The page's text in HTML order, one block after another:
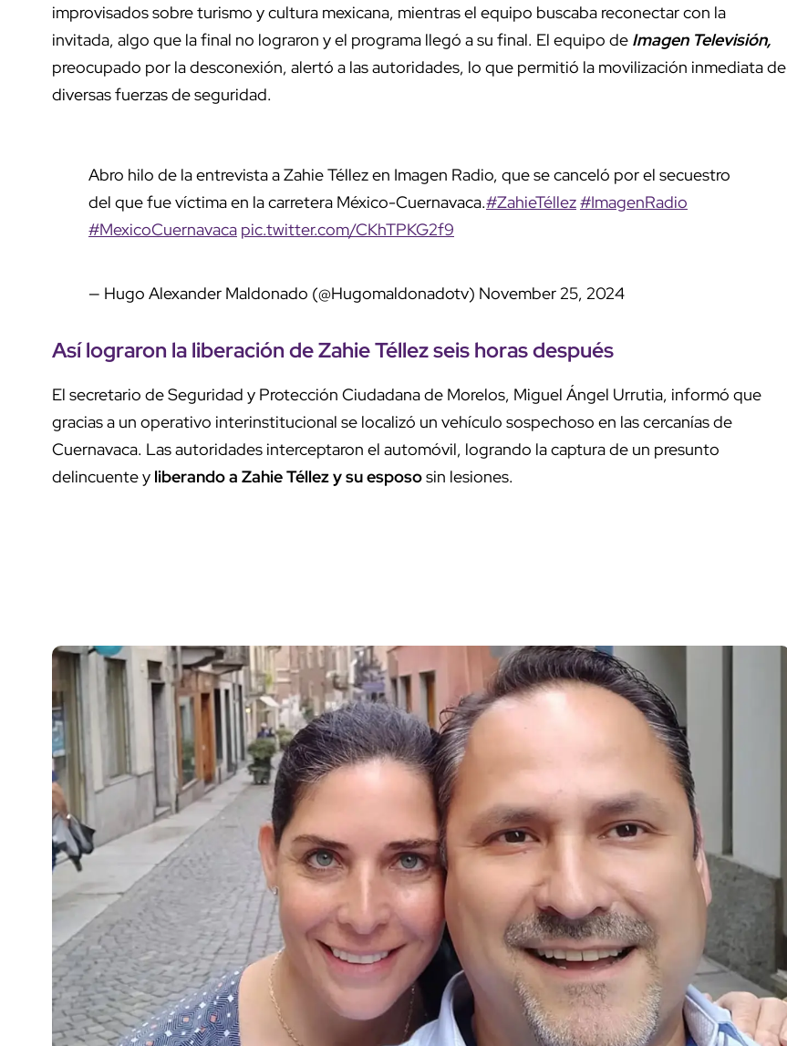
improvisados sobre turismo y cultura mexicana, mientras el equipo buscaba reconectar con la
invitada, algo que la final no lograron y el programa llegó a su final. El equipo de Imagen Televisión,
preocupado por la desconexión, alertó a las autoridades, lo que permitió la movilización inmediata de
diversas fuerzas de seguridad.
Abro hilo de la entrevista a Zahie Téllez en Imagen Radio, que se canceló por el secuestro
del que fue víctima en la carretera México-Cuernavaca.#ZahieTéllez#ImagenRadio
#MexicoCuernavaca pic.twitter.com/CKhTPKG2f9
— Hugo Alexander Maldonado (@Hugomaldonadotv) November 25, 2024
Así lograron la liberación de Zahie Téllez seis horas después
El secretario de Seguridad y Protección Ciudadana de Morelos, Miguel Ángel Urrutia, informó que
gracias a un operativo interinstitucional se localizó un vehículo sospechoso en las cercanías de
Cuernavaca. Las autoridades interceptaron el automóvil, logrando la captura de un presunto
delincuente y liberando a Zahie Téllez y su espososin lesiones.